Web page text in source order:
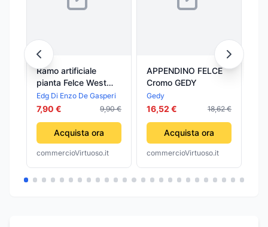
Ramo artificiale
pianta Felce West
Verde decorazione
per vasi e
Edg Di Enzo De Gasperi
7,90 € 9,90 €
Acquista ora
commercioVirtuoso.it
APPENDINO FELCE
Cromo GEDY
Gedy
16,52 € 18,62 €
Acquista ora
commercioVirtuoso.it